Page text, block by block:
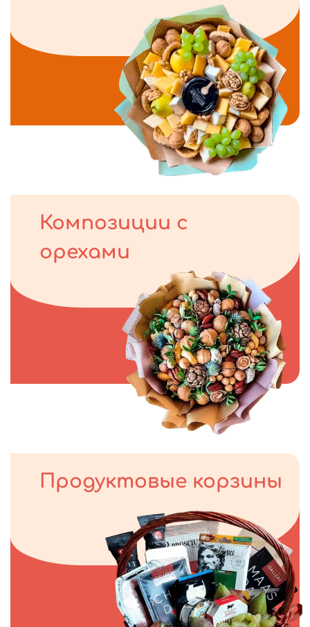
Композиции с
орехами
Продуктовые корзины